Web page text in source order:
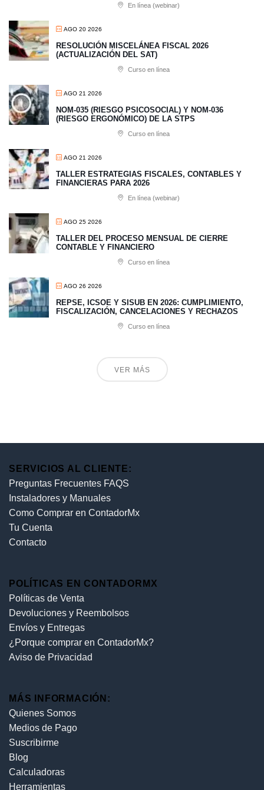
En línea (webinar)
AGO 20 2026
RESOLUCIÓN MISCELÁNEA FISCAL 2026
(ACTUALIZACIÓN DEL SAT)
Curso en línea
AGO 21 2026
NOM-035 (RIESGO PSICOSOCIAL) Y NOM-036
(RIESGO ERGONÓMICO) DE LA STPS
Curso en línea
AGO 21 2026
TALLER ESTRATEGIAS FISCALES, CONTABLES Y
FINANCIERAS PARA 2026
En línea (webinar)
AGO 25 2026
TALLER DEL PROCESO MENSUAL DE CIERRE
CONTABLE Y FINANCIERO
Curso en línea
AGO 26 2026
REPSE, ICSOE Y SISUB EN 2026: CUMPLIMIENTO,
FISCALIZACIÓN, CANCELACIONES Y RECHAZOS
Curso en línea
VER MÁS
SERVICIOS AL CLIENTE:
Preguntas Frecuentes FAQS
Instaladores y Manuales
Como Comprar en ContadorMx
Tu Cuenta
Contacto
POLÍTICAS EN CONTADORMX
Políticas de Venta
Devoluciones y Reembolsos
Envíos y Entregas
¿Porque comprar en ContadorMx?
Aviso de Privacidad
MÁS INFORMACIÓN:
Quienes Somos
Medios de Pago
Suscribirme
Blog
Calculadoras
Herramientas